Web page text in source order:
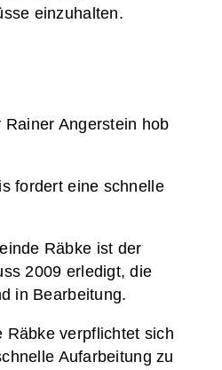
einzuhalten.
Rainer Angerstein hob
fordert eine schnelle
Räbke ist der
2009 erledigt, die
in Bearbeitung.
Räbke verpflichtet sich
Aufarbeitung zu